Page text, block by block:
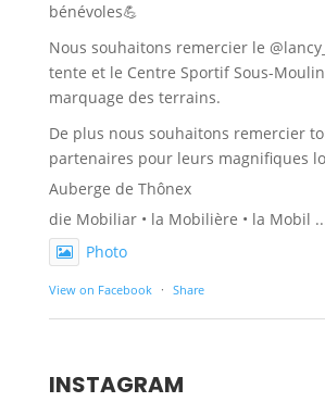
bénévoles💪
Nous souhaitons remercier le
tente et le Centre Sportif Sous-
marquage des terrains.
De plus nous souhaitons remercier
partenaires pour leurs magnifiques
Auberge de Thônex
die Mobiliar • la Mobilière • la Mobil
Photo
View on Facebook · Share
INSTAGRAM